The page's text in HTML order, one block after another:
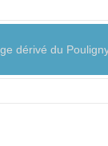
dérivé du